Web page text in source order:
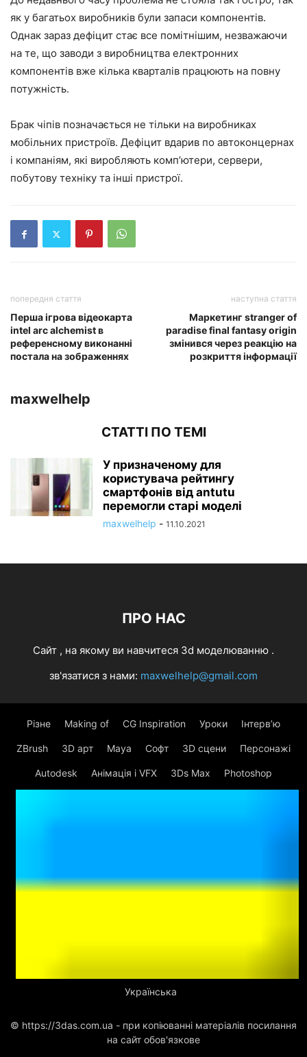
як у багатьох виробників були запаси компонентів.
Однак зараз дефіцит стає все помітнішим, незважаючи
на те, що заводи з виробництва електронних
компонентів вже кілька кварталів працюють на повну
потужність.
Брак чіпів позначається не тільки на виробниках
мобільних пристроїв. Дефіцит вдарив по автоконцернах
і компаніям, які виробляють комп’ютери, сервери,
побутову техніку та інші пристрої.
попередня стаття
Перша ігрова відеокарта
intel arc alchemist в
референсному виконанні
постала на зображеннях
наступна стаття
Маркетинг stranger of
paradise final fantasy origin
змінився через реакцію на
розкриття інформації
maxwelhelp
СТАТТІ ПО ТЕМІ
У призначеному для
користувача рейтингу
смартфонів від antutu
перемогли старі моделі
maxwelhelp - 11.10.2021
ПРО НАС
Cайт , на якому ви навчитеся 3d моделюванню .
зв'язатися з нами: maxwelhelp@gmail.com
Різне Making of CG Inspiration Уроки Інтерв’ю
ZBrush 3D арт Maya Софт 3D сцени Персонажі
Autodesk Анімація і VFX 3Ds Max Photoshop
Українська
© https://3das.com.ua - при копіюванні матеріалів посилання
на сайт обов'язкове